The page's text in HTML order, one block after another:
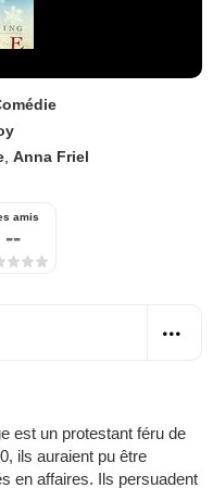
Anna Friel
amis
--
est un protestant féru de
ils auraient pu être
en affaires. Ils persuadent